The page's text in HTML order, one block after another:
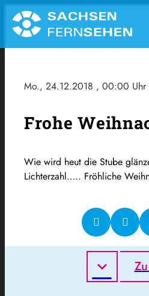
Mo., 24.12.2018 , 00:00 Uhr
Frohe
Wie wird heut die Stube
Lichterzahl….. Fröhliche